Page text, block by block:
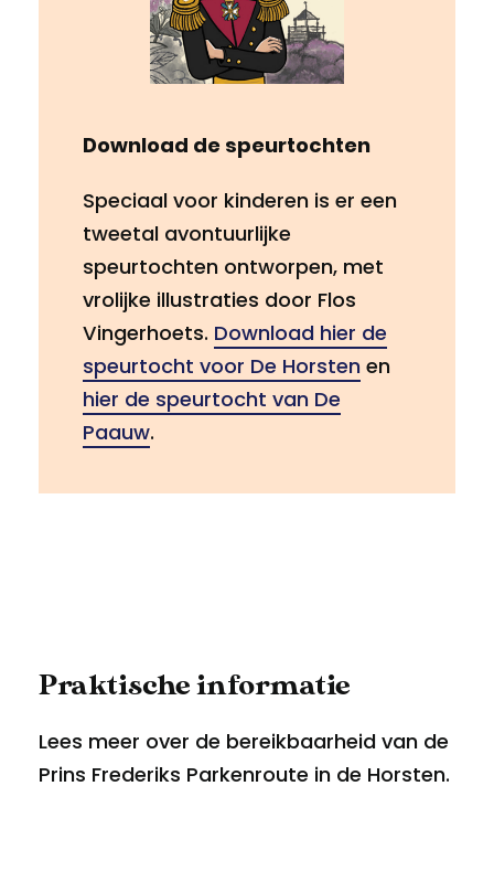
Download de speurtochten
Speciaal voor kinderen is er een
tweetal avontuurlijke
speurtochten ontworpen, met
vrolijke illustraties door Flos
Vingerhoets. Download hier de
speurtocht voor De Horsten en
hier de speurtocht van De
Paauw.
Praktische informatie
Lees meer over de bereikbaarheid van de
Prins Frederiks Parkenroute in de Horsten.